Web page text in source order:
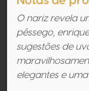
O nariz revela
pêssego,
sugestões de
elegantes e